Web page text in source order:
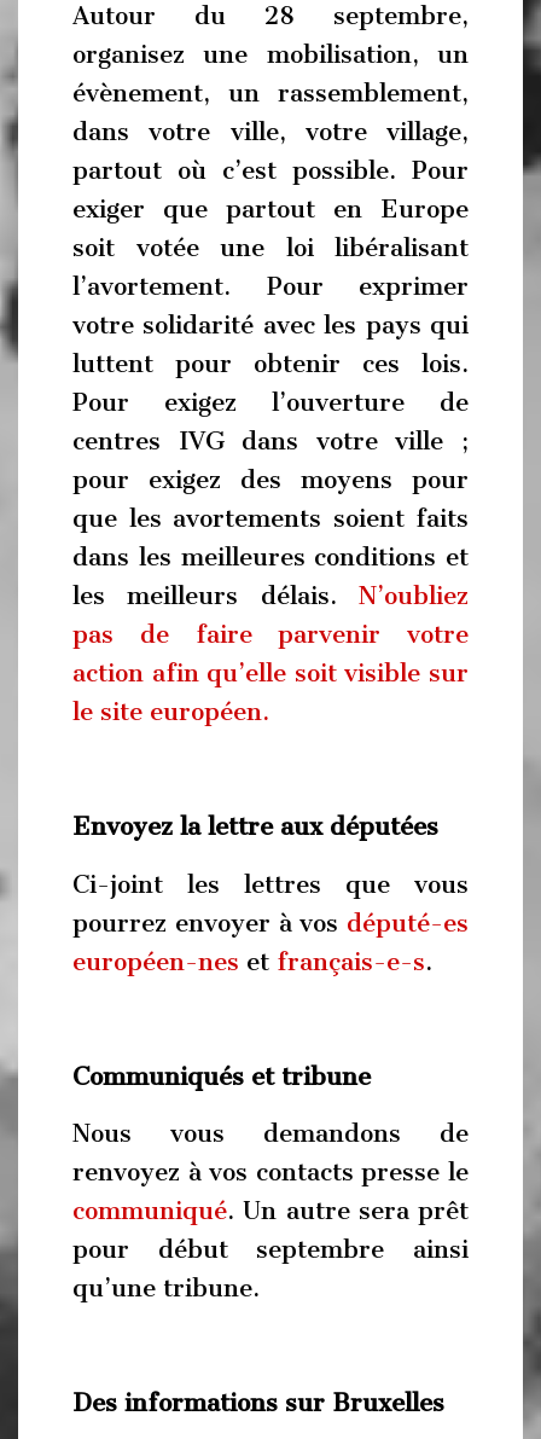
Autour du 28 septembre,
organisez une mobilisation, un
évènement, un rassemblement,
dans votre ville, votre village,
partout où c’est possible. Pour
exiger que partout en Europe
soit votée une loi libéralisant
l’avortement. Pour exprimer
votre solidarité avec les pays qui
luttent pour obtenir ces lois.
Pour exigez l’ouverture de
centres IVG dans votre ville ;
pour exigez des moyens pour
que les avortements soient faits
dans les meilleures conditions et
les meilleurs délais. N’oubliez
pas de faire parvenir votre
action afin qu’elle soit visible sur
le site européen.
Envoyez la lettre aux députées
Ci-joint les lettres que vous
pourrez envoyer à vos député-es
européen-nes et français-e-s.
Communiqués et tribune
Nous vous demandons de
renvoyez à vos contacts presse le
communiqué. Un autre sera prêt
pour début septembre ainsi
qu’une tribune.
Des informations sur Bruxelles